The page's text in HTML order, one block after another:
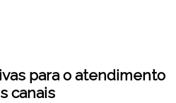
para o atendimento
canais